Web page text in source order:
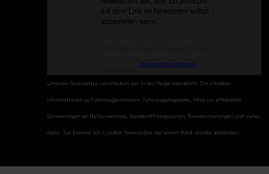
Unseren Newsletter verschicken wir in der Regel monatlich. Sie erhalten
Informationen zu Fahrzeugpremieren, Fahrzeugangebote, Infos zur eMobilität,
Erinnerungen an Reifenwechsel, Sonderöffnungszeiten, Eventeinladungen und vieles
mehr. Sie können ich in jedem Newsletter mit einem Klick wieder abmelden.